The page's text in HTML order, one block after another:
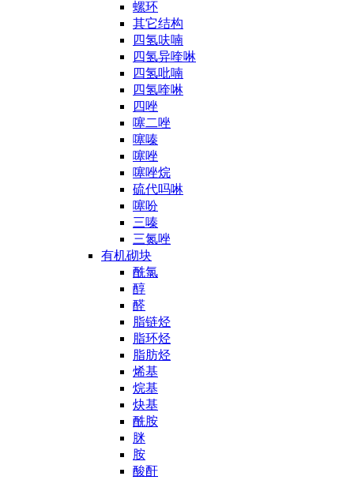
螺环
其它结构
四氢呋喃
四氢异喹啉
四氢吡喃
四氢喹啉
四唑
噻二唑
噻嗪
噻唑
噻唑烷
硫代吗啉
噻吩
三嗪
三氮唑
有机砌块
酰氯
醇
醛
脂链烃
脂环烃
脂肪烃
烯基
烷基
炔基
酰胺
脒
胺
酸酐